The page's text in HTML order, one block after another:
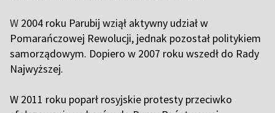
W 2004 roku Parubij wziął aktywny udział w
Pomarańczowej Rewolucji, jednak pozostał politykiem
samorządowym. Dopiero w 2007 roku wszedł do Rady
Najwyższej.
W 2011 roku poparł rosyjskie protesty przeciwko